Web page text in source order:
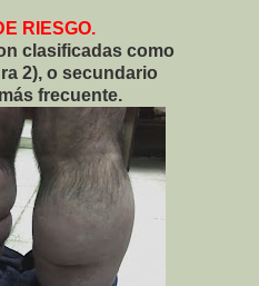
RIESGO.
clasificadas como
2), o secundario
frecuente.